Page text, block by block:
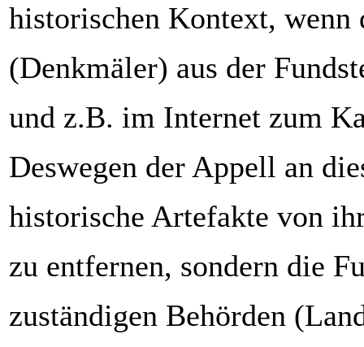
historischen Kontext, wenn
(Denkmäler) aus der
und z.B. im Internet zum
Deswegen der Appell an
historische Artefakte von
zu entfernen, sondern die
zuständigen Behörden